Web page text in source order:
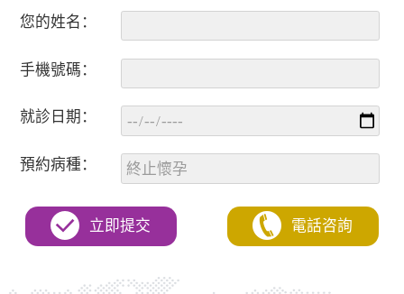
您的姓名：
手機號碼：
就診日期：
預約病種：
立即提交 電話咨詢